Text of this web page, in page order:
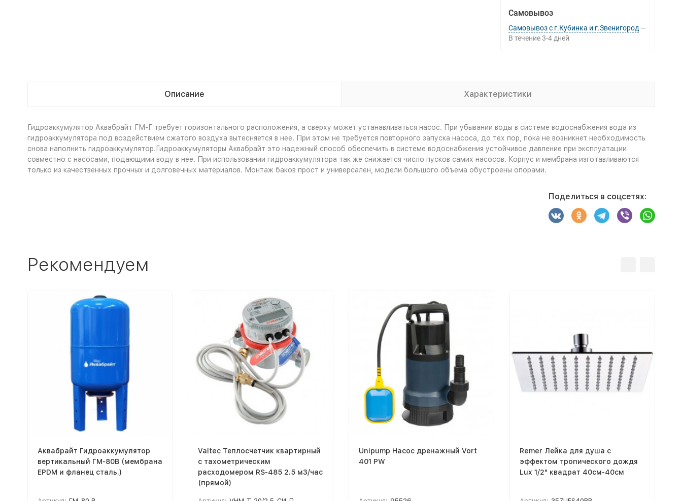
Самовывоз
Самовывоз с г.Кубинка и г.Звенигород
В течение 3-4 дней
Описание Характеристики
Гидроаккумулятор Аквабрайт ГМ-Г требует горизонтального расположения, а сверху может устанавливаться насос. При убывании воды в системе водоснабжения вода из
гидроаккумулятора под воздействием сжатого воздуха вытесняется в нее. При этом не требуется повторного запуска насоса, до тех пор, пока не возникнет необходимость
снова наполнить гидроаккумулятор.Гидроаккумуляторы Аквабрайт это надежный способ обеспечить в системе водоснабжения устойчивое давление при эксплуатации
совместно с насосами, подающими воду в нее. При использовании гидроаккумулятора так же снижается число пусков самих насосов. Корпус и мембрана изготавливаются
только из качественных прочных и долговечных материалов. Монтаж баков прост и универсален, модели большого объема обустроены опорами.
Поделиться в соцсетях:
Рекомендуем
Аквабрайт Гидроаккумулятор
вертикальный ГМ-80В (мембрана
EPDM и фланец сталь.)
Valtec Теплосчетчик квартирный
с тахометрическим
расходомером RS-485 2.5 м3/час
(прямой)
Unipump Насос дренажный Vort
401 PW
Remer Лейка для душа с
эффектом тропического дождя
Lux 1/2" квадрат 40см-40см